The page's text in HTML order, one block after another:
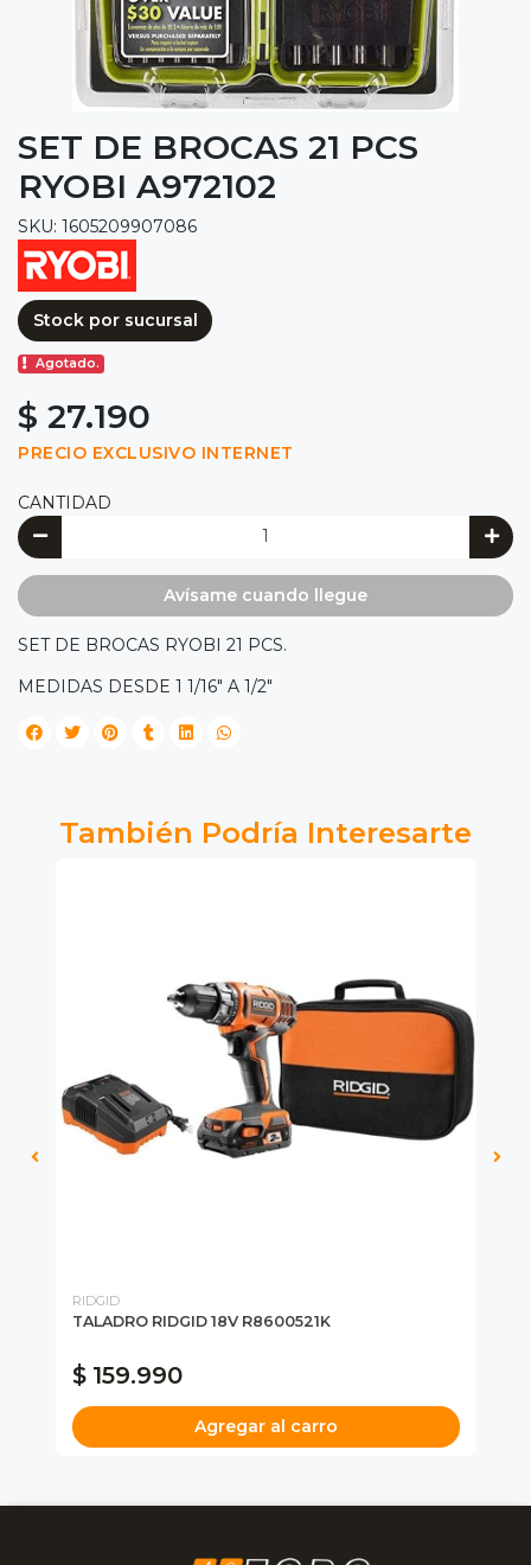
SET DE BROCAS 21 PCS
RYOBI A972102
SKU: 1605209907086
Stock por sucursal
Agotado.
$ 27.190
PRECIO EXCLUSIVO INTERNET
CANTIDAD
Avísame cuando llegue
SET DE BROCAS RYOBI 21 PCS.
MEDIDAS DESDE 1 1/16" A 1/2"
También Podría Interesarte
RIDGID
TALADRO RIDGID 18V R8600521K
$ 159.990
Agregar al carro